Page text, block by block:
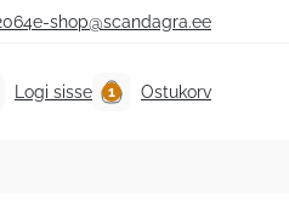
e-shop@scandagra.ee
Logi sisse Ostukorv